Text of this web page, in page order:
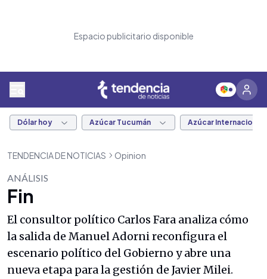
Espacio publicitario disponible
Dólar hoy Azúcar Tucumán Azúcar Internacional
TENDENCIA DE NOTICIAS Opinion
ANÁLISIS
Fin
El consultor político Carlos Fara analiza cómo
la salida de Manuel Adorni reconfigura el
escenario político del Gobierno y abre una
nueva etapa para la gestión de Javier Milei.